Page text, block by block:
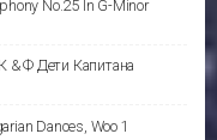
No.25 In G-Minor
Ф Дети Капитана
Dances, Woo 1